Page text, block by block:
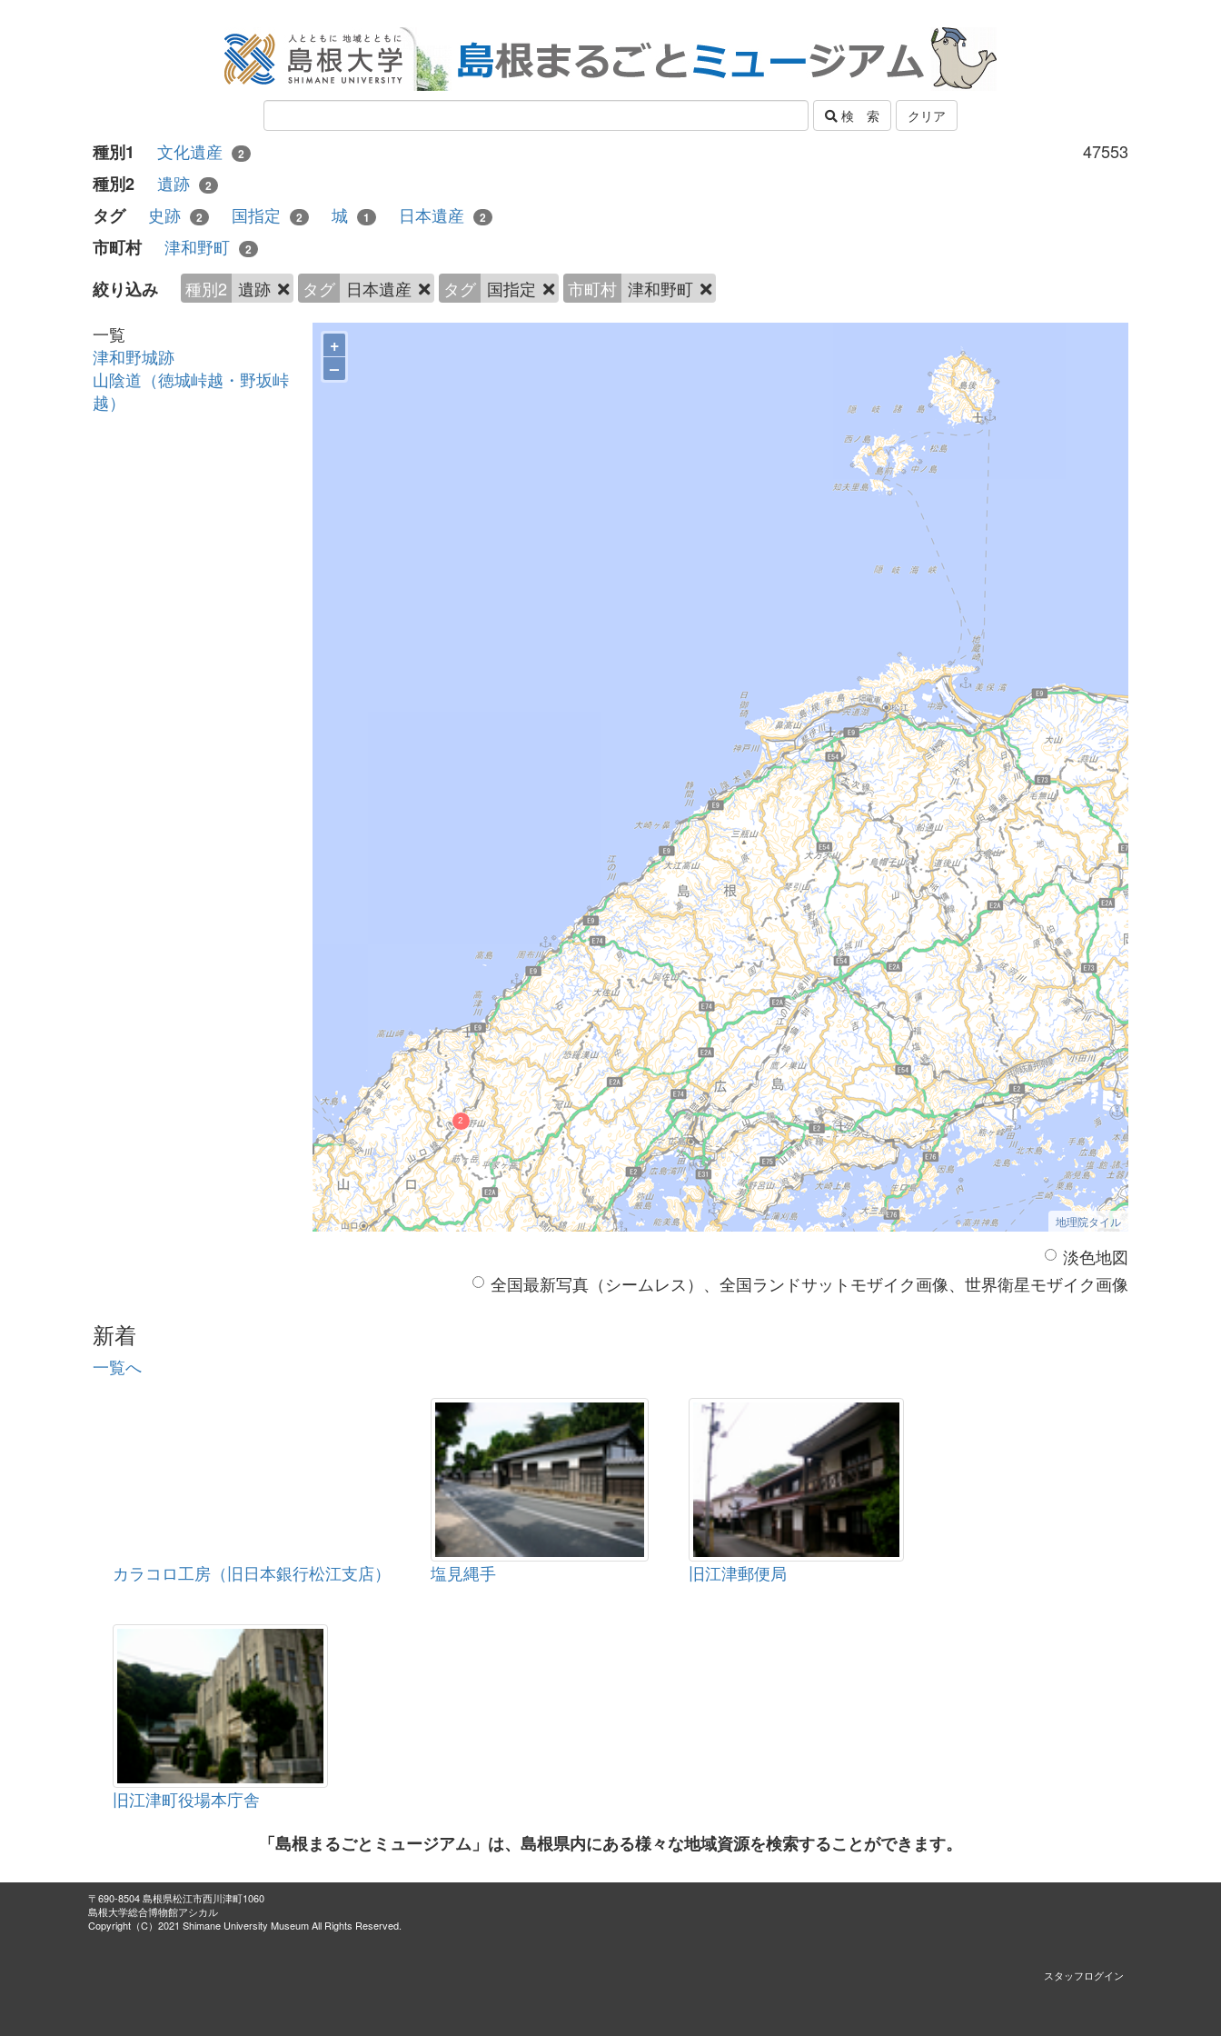
検 索 クリア
47553
種別1 文化遺産 2
種別2 遺跡 2
タグ 史跡 2 国指定 2 城 1 日本遺産 2
市町村 津和野町 2
絞り込み 種別2 遺跡 タグ 日本遺産 タグ 国指定 市町村 津和野町
一覧
津和野城跡
山陰道（徳城峠越・野坂峠
越）
+
–
地理院タイル
淡色地図
全国最新写真（シームレス）、全国ランドサットモザイク画像、世界衛星モザイク画像
新着
一覧へ
カラコロ工房（旧日本銀行松江支店） 塩見縄手 旧江津郵便局
旧江津町役場本庁舎
「島根まるごとミュージアム」は、島根県内にある様々な地域資源を検索することができます。
〒690-8504 島根県松江市西川津町1060
島根大学総合博物館アシカル
Copyright（C）2021 Shimane University Museum All Rights Reserved.
スタッフログイン